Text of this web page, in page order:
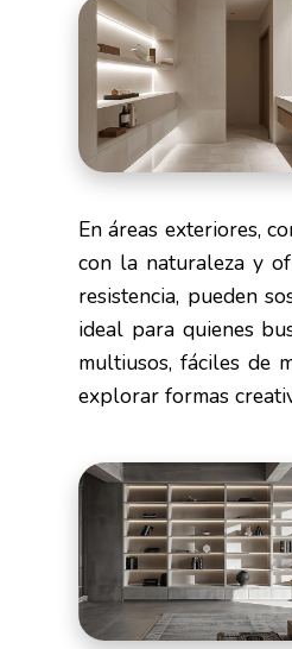
En áreas exteriores,
con la naturaleza y
resistencia, pueden
ideal para quienes
multiusos, fáciles de
explorar formas